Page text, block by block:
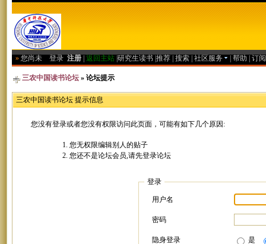
» 您尚未 登录 注册 返回主站 研究生读书 推荐 搜索 社区服务 帮助 订
三农中国读书论坛 » 论坛提示
三农中国读书论坛 提示信息
您没有登录或者您没有权限访问此页面，可能有如下几个原因:
您无权限编辑别人的贴子
您还不是论坛会员,请先登录论坛
登录
用户名
密码
隐身登录 是